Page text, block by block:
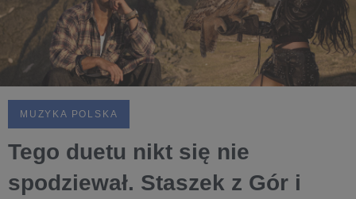
MUZYKA POLSKA
Tego duetu nikt się nie
spodziewał. Staszek z Gór i